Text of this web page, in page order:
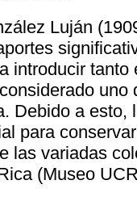
Luján
introducir
Debido a
para
las variadas
(Museo